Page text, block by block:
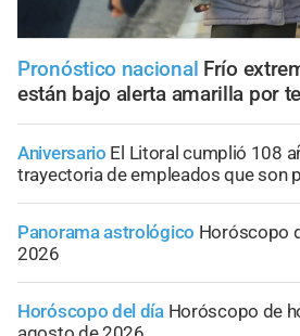
Pronóstico nacional Frío
están bajo alerta amarilla por
Aniversario El Litoral cumplió 108
trayectoria de empleados que son
Panorama astrológico Horóscopo
2026
Horóscopo del día Horóscopo de